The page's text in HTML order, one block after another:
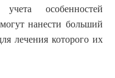
особенностей
нанести больший
лечения которого их